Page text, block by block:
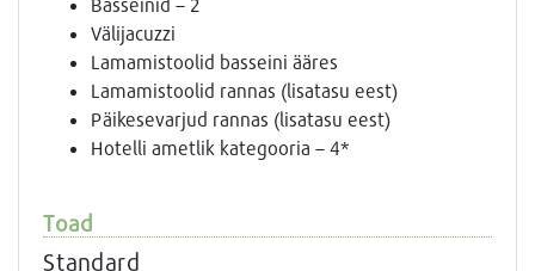
Välijacuzzi
Lamamistoolid basseini ääres
Lamamistoolid rannas (lisatasu eest)
Päikesevarjud rannas (lisatasu eest)
Hotelli ametlik kategooria – 4*
Toad
Standard